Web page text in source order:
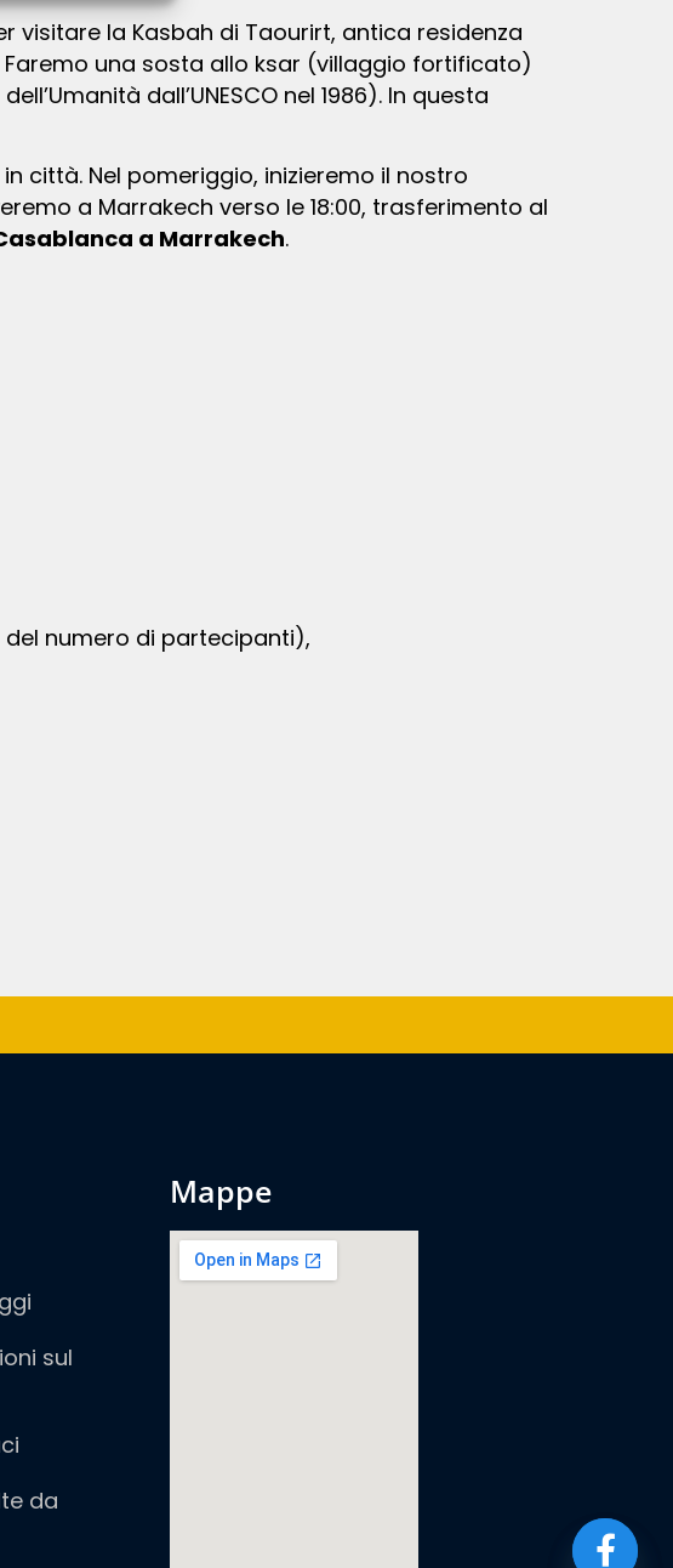
una sosta allo ksar (villaggio fortificato)
dall’UNESCO nel 1986). In questa
a Marrakech verso le 18:00, trasferimento al
a Marrakech.
numero di partecipanti),
sul
da
mappe